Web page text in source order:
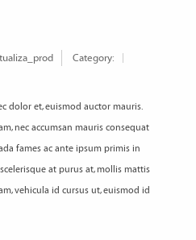
Category:
dolor et, euismod auctor mauris.
nec accumsan mauris consequat
fames ac ante ipsum primis in
at purus at, mollis mattis
vehicula id cursus ut, euismod id